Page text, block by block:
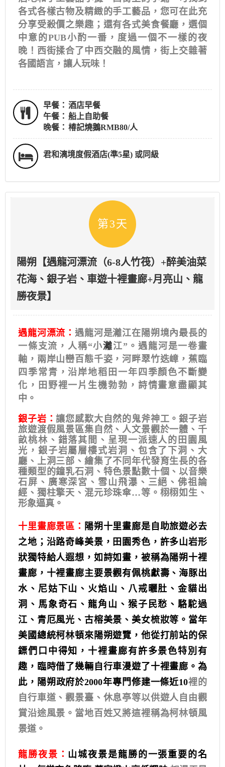
各式各樣古物及精緻的手工藝品，您可在此充
分享受殺價之樂趣；還有各式美食餐廳，選個
中意的PUB小酌一番，度過一個不一樣的夜
晚！西街揉合了中西交融的風情，街上交雜著
各國語言，讓人玩味！
早餐： 酒店早餐
午餐： 船上自助餐
晚餐： 椿記燒鵝RMB80/人
君和漓境度假酒店(準5星) 或同級
第3天
陽朔【遇龍河漂流（6-8人竹筏）+醉美油菜
花海、銀子岩、車遊十裡畫廊+月亮山、龍
勝夜景】
遇龍河漂流 ：遇龍河是灕江在陽朔境內最長的
一條支流，人稱“小灕江”。遇龍河是一卷畫
軸，兩岸山巒百態千姿，河畔翠竹迭嶂，蕉臨
四季常青，沿岸地稻田一年四季顏色不斷變
化，田野裡一片生機勃勃，詩情畫意盡顯其
中。
銀子岩：讓您感歎大自然的鬼斧神工。銀子岩
旅遊渡假風景區集自然、人文景觀於一體、千
畝桃林、錯落其間、呈現一派速人的田園風
光，銀子岩屬層樓式岩洞、包含了下洞、大
廳、上洞三部、繪集了不同年代發育生長的各
種類型的鐘乳石洞、特色景點數十個、以音樂
石屏、廣寒深宮、雪山飛瀑、三絕、佛祖論
經、獨柱擎天、混元珍珠傘…等。栩栩如生、
形象逼真。
十里畫廊景區： 陽朔十里畫廊是自助旅遊必去
之地；沿路奇峰美景，田園秀色，許多山岩形
狀獨特給人遐想，如詩如畫，被稱為陽朔十裡
畫廊，十裡畫廊主要景觀有佩桃獻壽、海豚出
水、尼姑下山、火焰山、八戒曬肚、金貓出
洞、馬象奇石、龍角山、猴子民愁、駱駝過
江、青厄風光、古榕美景、美女梳妝等。當年
美國總統柯林頓來陽朔遊覽，他從打前站的保
鏢們口中得知，十裡畫廊有許多景色特別有
趣，臨時借了幾輛自行車漫遊了十裡畫廊。為
此，陽朔政府於2000年專門修建一條近10裡的
自行車道、觀景臺、休息亭等以供遊人自由觀
賞沿途風景。當地百姓又將這裡稱為柯林頓風
景道。
龍勝夜景： 山城夜景是龍勝的一張重要的名